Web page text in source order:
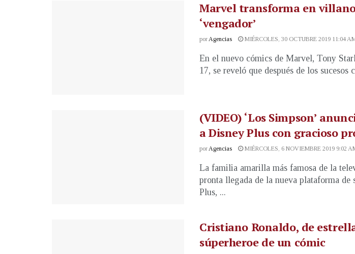
Marvel transforma en
‘vengador’
porAgencias MIÉRCOLES, 30 OCTUBRE 2019 11:04
En el nuevo cómics de Marvel, Tony
17, se reveló que después de los sucesos
(VIDEO) ‘Los Simpson’
a Disney Plus con gracioso
porAgencias MIÉRCOLES, 6 NOVIEMBRE 2019 9:02
La familia amarilla más famosa de la
pronta llegada de la nueva plataforma de
Plus, ...
Cristiano Ronaldo, de
súperheroe de un cómic